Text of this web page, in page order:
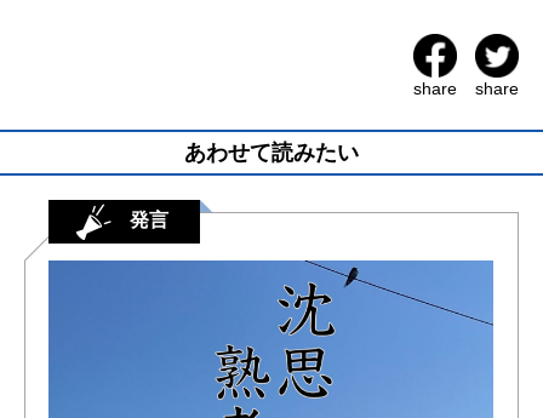
share share
あわせて読みたい
発言